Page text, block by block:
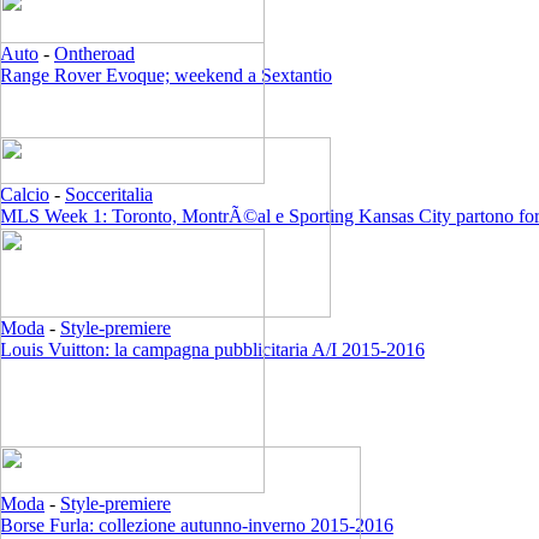
Auto - Ontheroad
Range Rover Evoque; weekend a Sextantio
Calcio - Socceritalia
MLS Week 1: Toronto, MontrÃ©al e Sporting Kansas City partono
Moda - Style-premiere
Louis Vuitton: la campagna pubblicitaria A/I 2015-2016
Moda - Style-premiere
Borse Furla: collezione autunno-inverno 2015-2016